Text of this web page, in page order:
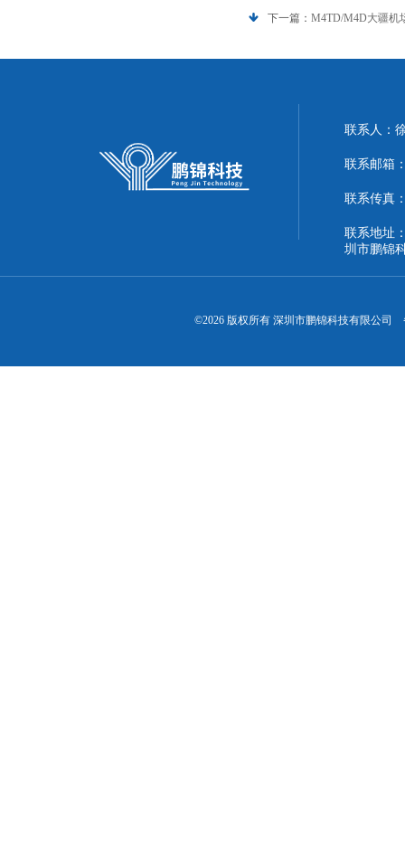
下一篇： M4TD/M4D大疆机
联系人：
联系邮箱
联系传真
联系地址
圳市鹏锦
©2026 版权所有 深圳市鹏锦科技有限公司